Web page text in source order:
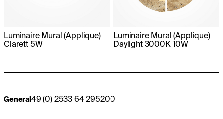
Luminaire Mural (Applique)
Clarett 5W
Luminaire Mural (Applique)
Daylight 3000K 10W
General49 (0) 2533 64 295200